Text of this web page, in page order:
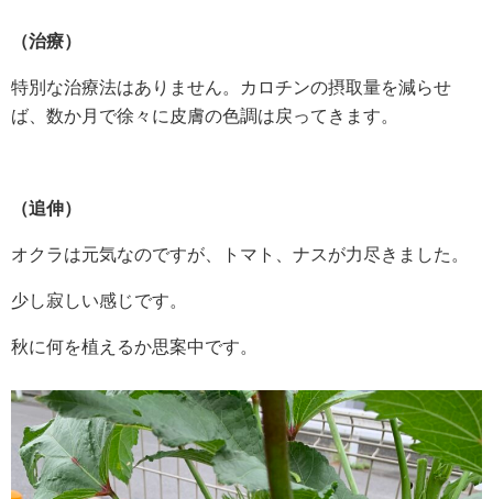
（治療）
特別な治療法はありません。カロチンの摂取量を減らせ
ば、数か月で徐々に皮膚の色調は戻ってきます。
（追伸）
オクラは元気なのですが、トマト、ナスが力尽きました。
少し寂しい感じです。
秋に何を植えるか思案中です。